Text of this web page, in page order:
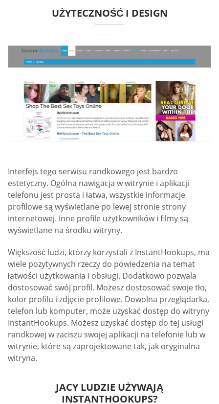
UŻYTECZNOŚĆ I DESIGN
Interfejs tego serwisu randkowego jest bardzo
estetyczny. Ogólna nawigacja w witrynie i aplikacji
telefonu jest prosta i łatwa, wszystkie informacje
profilowe są wyświetlane po lewej stronie strony
internetowej. Inne profile użytkowników i filmy są
wyświetlane na środku witryny.
Większość ludzi, którzy korzystali z InstantHookups, ma
wiele pozytywnych rzeczy do powiedzenia na temat
łatwości użytkowania i obsługi. Dodatkowo pozwala
dostosować swój profil. Możesz dostosować swoje tło,
kolor profilu i zdjęcie profilowe. Dowolna przeglądarka,
telefon lub komputer, może uzyskać dostęp do witryny
InstantHookups. Możesz uzyskać dostęp do tej usługi
randkowej w zaciszu swojej aplikacji na telefonie lub w
witrynie, które są zaprojektowane tak, jak oryginalna
witryna.
JACY LUDZIE UŻYWAJĄ
INSTANTHOOKUPS?